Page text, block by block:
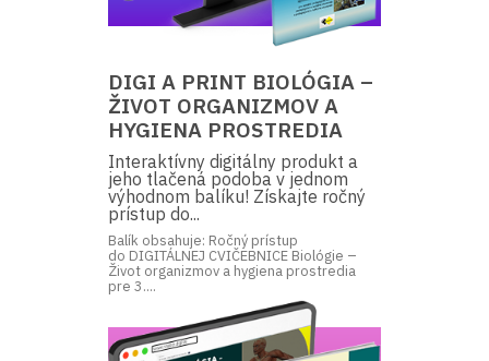
DIGI A PRINT BIOLÓGIA –
ŽIVOT ORGANIZMOV A
HYGIENA PROSTREDIA
Interaktívny digitálny produkt a
jeho tlačená podoba v jednom
výhodnom balíku! Získajte ročný
prístup do...
Balík obsahuje: Ročný prístup
do DIGITÁLNEJ CVIČEBNICE Biológie –
Život organizmov a hygiena prostredia
pre 3....